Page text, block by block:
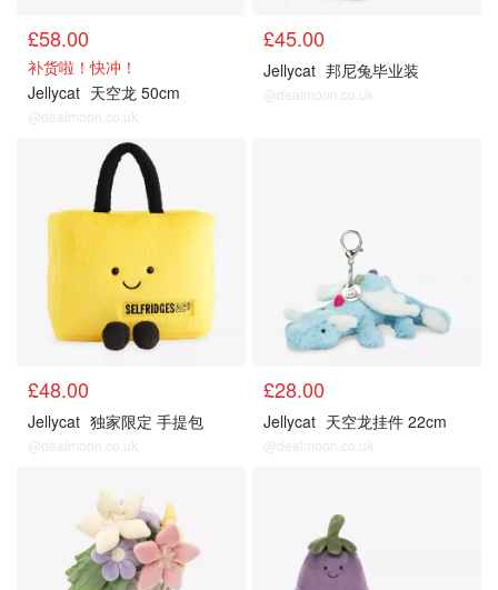
£58.00
补货啦！快冲！
Jellycat 天空龙 50cm
@dealmoon.co.uk
£45.00
Jellycat 邦尼兔毕业装
@dealmoon.co.uk
£48.00
Jellycat 独家限定 手提包
@dealmoon.co.uk
£28.00
Jellycat 天空龙挂件 22cm
@dealmoon.co.uk